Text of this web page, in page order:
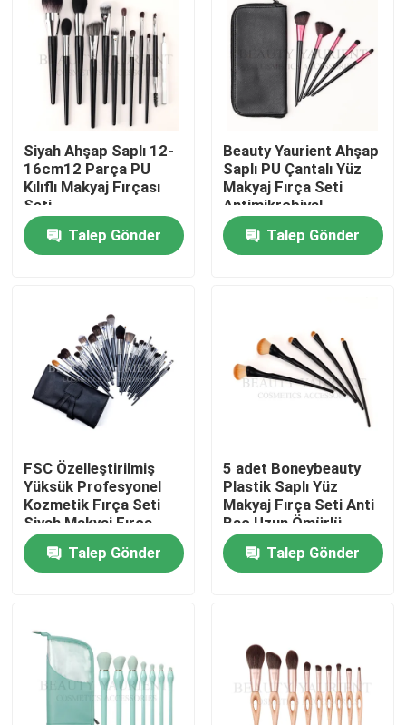
Ana sayfa
Hakkımızda
Ürünler
Yüz Makyaj Fırça Seti
Özel Marka Makyaj Fırçaları
Fondöten makyaj fırçası
Yüz makyaj araçları
Kabuki Makyaj Fırçası
Siyah Ahşap Saplı 12-
16cm12 Parça PU
Kılıflı Makyaj Fırçası
Seti
Talep Gönder
Beauty Yaurient Ahşap
Saplı PU Çantalı Yüz
Makyaj Fırça Seti
Antimikrobiyal
Talep Gönder
FSC Özelleştirilmiş
Yüksük Profesyonel
Kozmetik Fırça Seti
Siyah Makyaj Fırça
Seti
Talep Gönder
5 adet Boneybeauty
Plastik Saplı Yüz
Makyaj Fırça Seti Anti
Bac Uzun Ömürlü
Talep Gönder